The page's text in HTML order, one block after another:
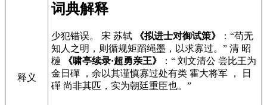
释义
词典解释
少犯错误。 宋 苏轼 《拟进士对御试策》
：“苟无
知人之明，则循规矩蹈绳墨，以求寡过。” 清 昭
槤
《啸亭续录·超勇亲王》
：“ 刘文清公 尝比王为
金日磾 ，余以其谨慎寡过处有类 霍大将军 ， 日
磾 尚非其匹，实为朝廷重臣也。”